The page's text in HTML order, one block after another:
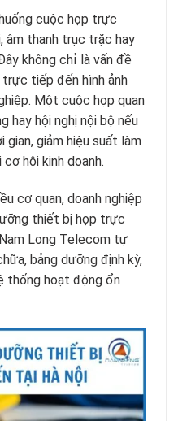
cuộc họp trực
thanh trục trặc hay
không chỉ là vấn đề
tiếp đến hình ảnh
Một cuộc họp quan
hay hội nghị nội bộ nếu
gian, giảm hiệu suất làm
hội kinh doanh.
cơ quan, doanh nghiệp
thiết bị họp trực
Long Telecom tự
bảng dưỡng định kỳ,
thống hoạt động ổn